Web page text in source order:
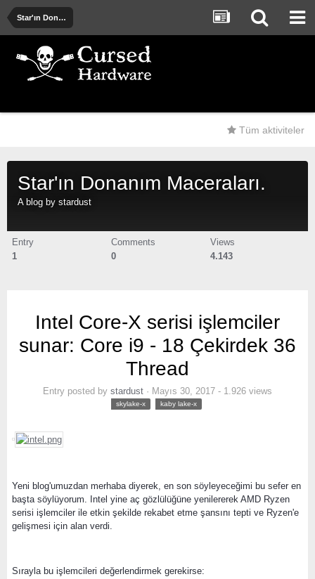
Star'ın Donanım Maceraları.
Tüm aktiviteler
Star'ın Donanım Maceraları.
A blog by stardust
Entry
1
Comments
0
Views
4.143
Intel Core-X serisi işlemciler
sunar: Core i9 - 18 Çekirdek 36
Thread
Entry posted by stardust · Mayıs 30, 2017 - 1.926 views
skylake-x kaby lake-x
Yeni blog'umuzdan merhaba diyerek, en son söyleyeceğimi bu sefer en
başta söylüyorum. Intel yine aç gözlülüğüne yenilererek AMD Ryzen
serisi işlemciler ile etkin şekilde rekabet etme şansını tepti ve Ryzen'e
gelişmesi için alan verdi.
Sırayla bu işlemcileri değerlendirmek gerekirse: